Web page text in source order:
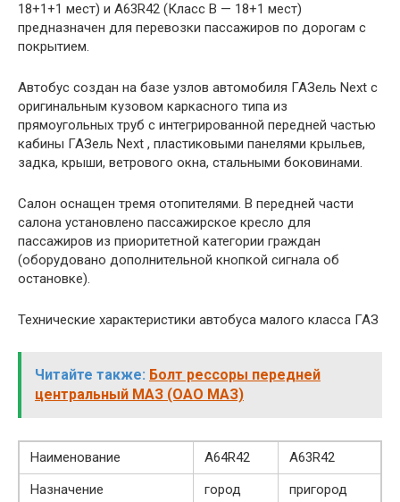
18+1+1 мест) и A63R42 (Класс B — 18+1 мест)
предназначен для перевозки пассажиров по дорогам с
покрытием.
Автобус создан на базе узлов автомобиля ГАЗель Next с
оригинальным кузовом каркасного типа из
прямоугольных труб с интегрированной передней частью
кабины ГАЗель Next , пластиковыми панелями крыльев,
задка, крыши, ветрового окна, стальными боковинами.
Салон оснащен тремя отопителями. В передней части
салона установлено пассажирское кресло для
пассажиров из приоритетной категории граждан
(оборудовано дополнительной кнопкой сигнала об
остановке).
Технические характеристики автобуса малого класса ГАЗ
Читайте также: Болт рессоры передней
центральный МАЗ (ОАО МАЗ)
Наименование А64R42
А63R42
Назначение
город
пригород